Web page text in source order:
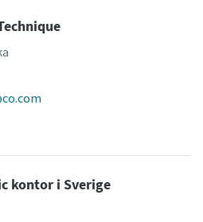
kontor i Sverige